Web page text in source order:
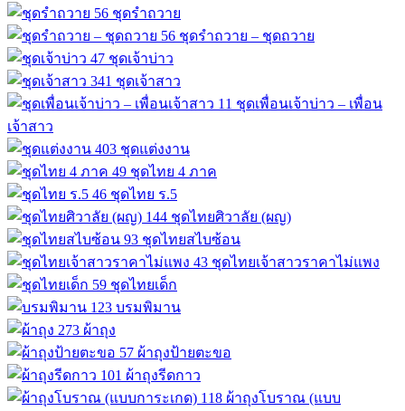
56 ชุดรำถวาย
56 ชุดรำถวาย – ชุดถวาย
47 ชุดเจ้าบ่าว
341 ชุดเจ้าสาว
11 ชุดเพื่อนเจ้าบ่าว – เพื่อน
เจ้าสาว
403 ชุดแต่งงาน
49 ชุดไทย 4 ภาค
46 ชุดไทย ร.5
144 ชุดไทยศิวาลัย (ผญ)
93 ชุดไทยสไบซ้อน
43 ชุดไทยเจ้าสาวราคาไม่แพง
59 ชุดไทยเด็ก
123 บรมพิมาน
273 ผ้าถุง
57 ผ้าถุงป้ายตะขอ
101 ผ้าถุงรีดกาว
118 ผ้าถุงโบราณ (แบบ